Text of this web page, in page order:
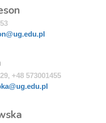
+48 573001455